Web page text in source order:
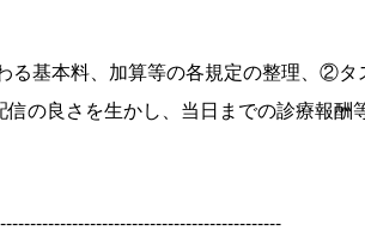
基本料、加算等の各規定の整理、②
の良さを生かし、当日までの診療報